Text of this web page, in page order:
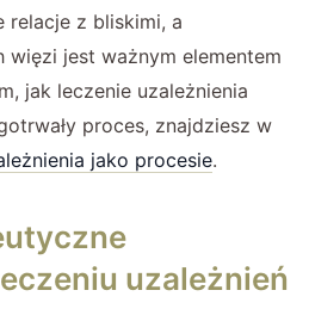
relacje z bliskimi, a
jest ważnym elementem
jak leczenie uzależnienia
proces, znajdziesz w
jako procesie.
uzależnień